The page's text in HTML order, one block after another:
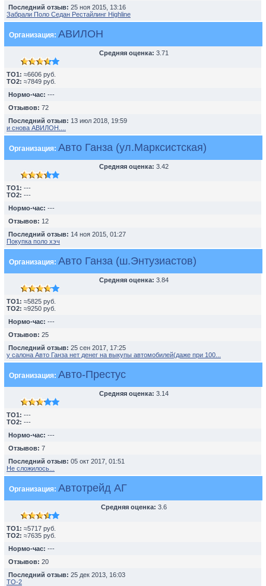
Последний отзыв: 25 ноя 2015, 13:16
Забрали Поло Седан Рестайлинг Highline
Организация: АВИЛОН
Средняя оценка: 3.71
TO1: ≈6606 руб.
TO2: ≈7849 руб.
Нормо-час: ---
Отзывов: 72
Последний отзыв: 13 июл 2018, 19:59
и снова АВИЛОН....
Организация: Авто Ганза (ул.Марксистская)
Средняя оценка: 3.42
TO1: ---
TO2: ---
Нормо-час: ---
Отзывов: 12
Последний отзыв: 14 ноя 2015, 01:27
Покупка поло хэч
Организация: Авто Ганза (ш.Энтузиастов)
Средняя оценка: 3.84
TO1: ≈5825 руб.
TO2: ≈9250 руб.
Нормо-час: ---
Отзывов: 25
Последний отзыв: 25 сен 2017, 17:25
у салона Авто Ганза нет денег на выкупы автомобилей(даже при 100...
Организация: Авто-Престус
Средняя оценка: 3.14
TO1: ---
TO2: ---
Нормо-час: ---
Отзывов: 7
Последний отзыв: 05 окт 2017, 01:51
Не сложилось...
Организация: Автотрейд АГ
Средняя оценка: 3.6
TO1: ≈5717 руб.
TO2: ≈7635 руб.
Нормо-час: ---
Отзывов: 20
Последний отзыв: 25 дек 2013, 16:03
ТО-2